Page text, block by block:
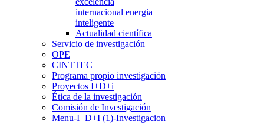
internacional energia
inteligente
Actualidad científica
Servicio de investigación
OPE
CINTTEC
Programa propio investigación
Proyectos I+D+i
Ética de la investigación
Comisión de Investigación
Menu-I+D+I (1)-Investigacion